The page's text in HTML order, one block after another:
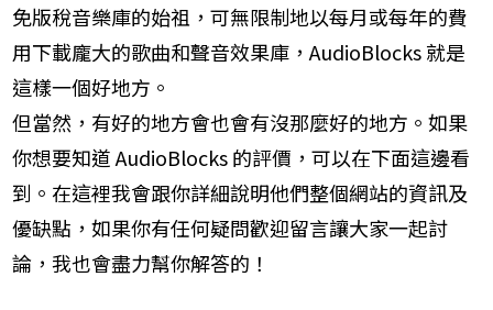
免版稅音樂庫的始祖，可無限制地以每月或每年的費
用下載龐大的歌曲和聲音效果庫，AudioBlocks 就是
這樣一個好地方。
​但當然，有好的地方會也會有沒那麼好的地方。 如果
你想要知道 ​AudioBlocks 的評價，可以在下面這邊看
到。在這裡我會跟你詳細說明他們整個網站的資訊及
優缺點，如果你有任何疑問歡迎留言讓大家一起討
論，我也會盡力幫你解答的！